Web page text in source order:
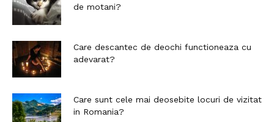
de motani?
Care descantec de deochi functioneaza cu
adevarat?
Care sunt cele mai deosebite locuri de vizitat
in Romania?